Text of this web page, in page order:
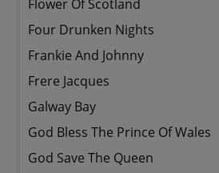
Flower Of Scotland
Four Drunken Nights
Frankie And Johnny
Frere Jacques
Galway Bay
God Bless The Prince Of Wales
God Save The Queen